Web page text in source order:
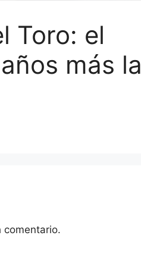
Toro: el
más la
comentario.